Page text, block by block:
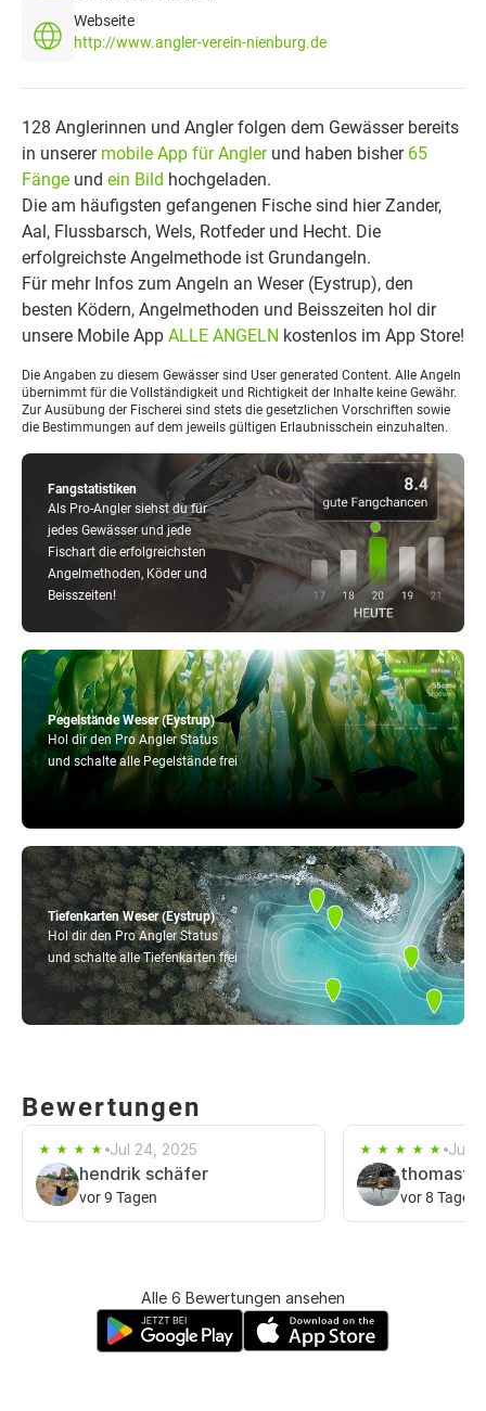
Webseite
http://www.angler-verein-nienburg.de
Tiefenkarten Weser (Eystrup)
Hol dir den Pro Angler Status
und schalte alle Tiefenkarten frei
Pegelstände Weser (Eystrup)
Hol dir den Pro Angler Status
und schalte alle Pegelstände frei
Fangstatistiken
Als Pro-Angler siehst du für
jedes Gewässer und jede
Fischart die erfolgreichsten
Angelmethoden, Köder und
Beisszeiten!
128 Anglerinnen und Angler folgen dem Gewässer bereits
in unserer mobile App für Anglerund haben bisher 65
Fänge und ein Bild hochgeladen.
Die am häufigsten gefangenen Fische sind hier Zander,
Aal, Flussbarsch, Wels, Rotfeder und Hecht. Die
erfolgreichste Angelmethode ist Grundangeln.
Für mehr Infos zum Angeln an Weser (Eystrup), den
besten Ködern, Angelmethoden und Beisszeiten hol dir
unsere Mobile App ALLE ANGELN kostenlos im App Store!
Die Angaben zu diesem Gewässer sind User generated Content. Alle Angeln
übernimmt für die Vollständigkeit und Richtigkeit der Inhalte keine Gewähr.
Zur Ausübung der Fischerei sind stets die gesetzlichen Vorschriften sowie
die Bestimmungen auf dem jeweils gültigen Erlaubnisschein einzuhalten.
Bewertungen
Jul 24, 2025
hendrik schäfer
vor 9 Tagen
Jun
thomasti
vor 8 Tagen
Alle 6 Bewertungen ansehen